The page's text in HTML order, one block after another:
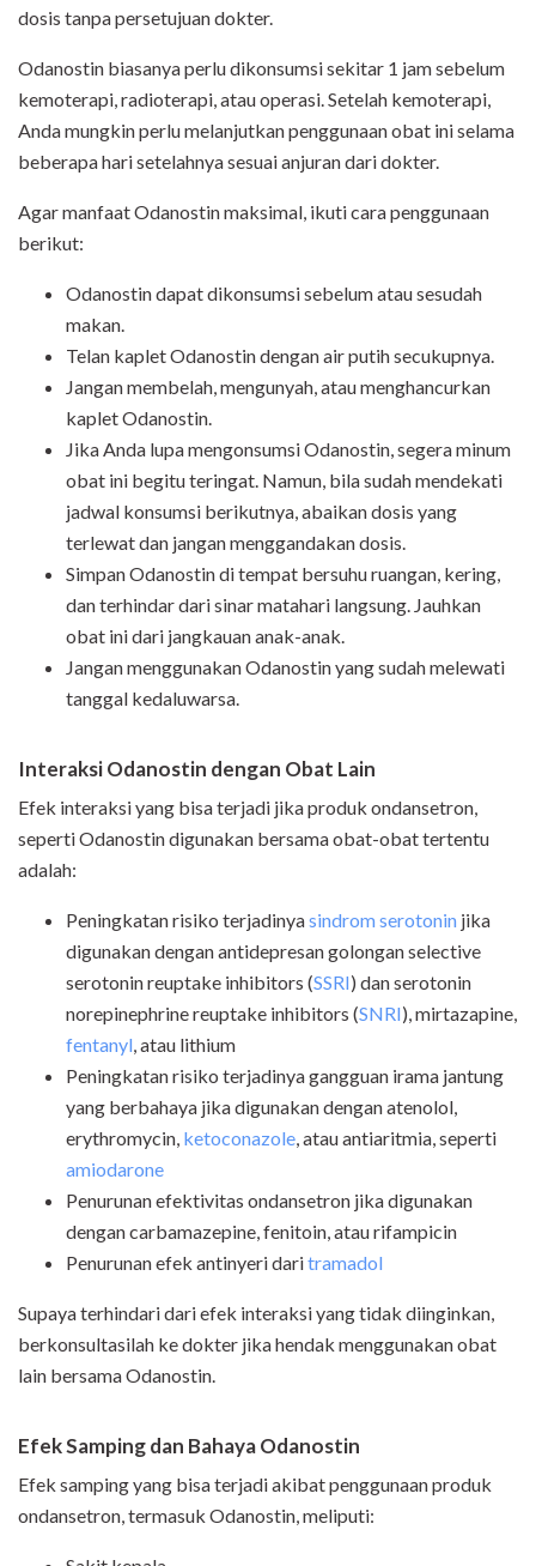
dosis tanpa persetujuan dokter.
Odanostin biasanya perlu dikonsumsi sekitar 1 jam sebelum
kemoterapi, radioterapi, atau operasi. Setelah kemoterapi,
Anda mungkin perlu melanjutkan penggunaan obat ini selama
beberapa hari setelahnya sesuai anjuran dari dokter.
Agar manfaat Odanostin maksimal, ikuti cara penggunaan
berikut:
Odanostin dapat dikonsumsi sebelum atau sesudah
makan.
Telan kaplet Odanostin dengan air putih secukupnya.
Jangan membelah, mengunyah, atau menghancurkan
kaplet Odanostin.
Jika Anda lupa mengonsumsi Odanostin, segera minum
obat ini begitu teringat. Namun, bila sudah mendekati
jadwal konsumsi berikutnya, abaikan dosis yang
terlewat dan jangan menggandakan dosis.
Simpan Odanostin di tempat bersuhu ruangan, kering,
dan terhindar dari sinar matahari langsung. Jauhkan
obat ini dari jangkauan anak-anak.
Jangan menggunakan Odanostin yang sudah melewati
tanggal kedaluwarsa.
Interaksi Odanostin dengan Obat Lain
Efek interaksi yang bisa terjadi jika produk ondansetron,
seperti Odanostin digunakan bersama obat-obat tertentu
adalah:
Peningkatan risiko terjadinyasindrom serotonin jika
digunakan dengan antidepresan golongan selective
serotonin reuptake inhibitors (SSRI) dan serotonin
norepinephrine reuptake inhibitors (SNRI), mirtazapine,
fentanyl, atau lithium
Peningkatan risiko terjadinya gangguan irama jantung
yang berbahaya jika digunakan dengan atenolol,
erythromycin, ketoconazole, atau antiaritmia, seperti
amiodarone
Penurunan efektivitas ondansetron jika digunakan
dengan carbamazepine, fenitoin, atau rifampicin
Penurunan efek antinyeri daritramadol
Supaya terhindari dari efek interaksi yang tidak diinginkan,
berkonsultasilah ke dokter jika hendak menggunakan obat
lain bersama Odanostin.
Efek Samping dan Bahaya Odanostin
Efek samping yang bisa terjadi akibat penggunaan produk
ondansetron, termasuk Odanostin, meliputi: